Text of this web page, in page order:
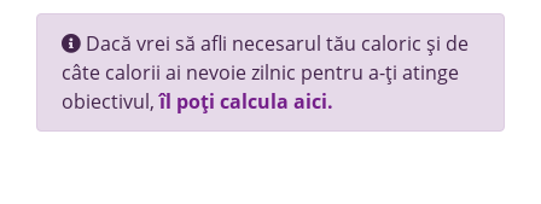
Dacă vrei să afli necesarul tău caloric și de
câte calorii ai nevoie zilnic pentru a-ți atinge
obiectivul,îl poți calcula aici.